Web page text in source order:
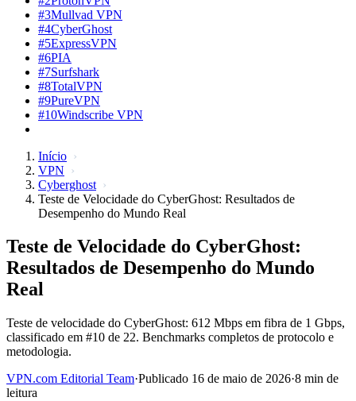
#3Mullvad VPN
#4CyberGhost
#5ExpressVPN
#6PIA
#7Surfshark
#8TotalVPN
#9PureVPN
#10Windscribe VPN
Início
VPN
Cyberghost
Teste de Velocidade do CyberGhost: Resultados de
Desempenho do Mundo Real
Teste de Velocidade do CyberGhost:
Resultados de Desempenho do Mundo
Real
Teste de velocidade do CyberGhost: 612 Mbps em fibra de 1 Gbps,
classificado em #10 de 22. Benchmarks completos de protocolo e
metodologia.
VPN.com Editorial Team·Publicado 16 de maio de 2026·8 min de
leitura